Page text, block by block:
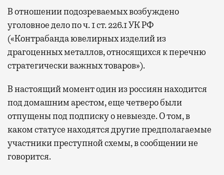
В отношении подозреваемых возбуждено
уголовное дело по ч. 1 ст. 226.1 УК РФ
(«Контрабанда ювелирных изделий из
драгоценных металлов, относящихся к перечню
стратегически важных товаров»).
В настоящий момент один из россиян находится
под домашним арестом, еще четверо были
отпущены под подписку о невыезде. О том, в
каком статусе находятся другие предполагаемые
участники преступной схемы, в сообщении не
говорится.